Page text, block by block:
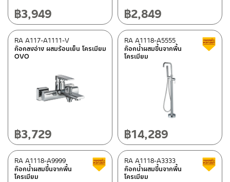
฿3,949 ฿2,849
ก๊อกลงอ่าง ผสมร้อนเย็น โครเมียม
OVO
RA A117-A1111-V
฿3,729
ก๊อกน้ำผสมขึ้นจากพื้น
โครเมียม
RA A1118-A5555
฿14,289
ก๊อกน้ำผสมขึ้นจากพื้น
โครเมียม
RA A1118-A9999 สินค้าลดราคา เคลียร์สต็อก
ก๊อกน้ำผสมขึ้นจากพื้น
โครเมียม
RA A1118-A3333